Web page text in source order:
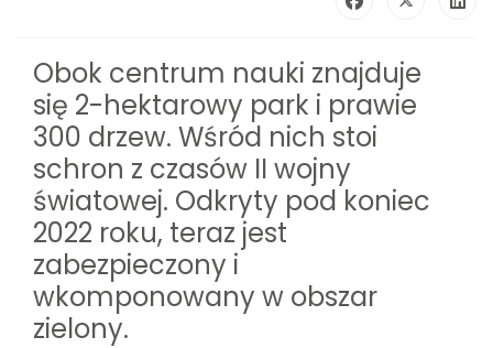
Obok centrum nauki znajduje
się 2-hektarowy park i prawie
300 drzew. Wśród nich stoi
schron z czasów II wojny
światowej. Odkryty pod koniec
2022 roku, teraz jest
zabezpieczony i
wkomponowany w obszar
zielony.